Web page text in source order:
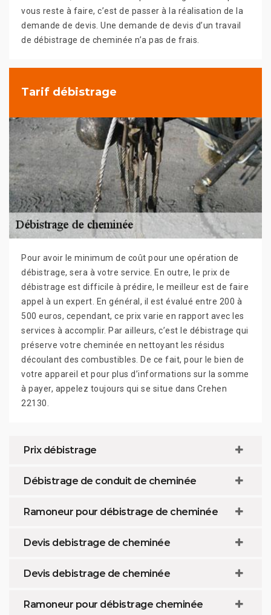
vous reste à faire, c’est de passer à la réalisation de la
demande de devis. Une demande de devis d’un travail
de débistrage de cheminée n’a pas de frais.
Tarif débistrage
Pour avoir le minimum de coût pour une opération de
débistrage, sera à votre service. En outre, le prix de
débistrage est difficile à prédire, le meilleur est de faire
appel à un expert. En général, il est évalué entre 200 à
500 euros, cependant, ce prix varie en rapport avec les
services à accomplir. Par ailleurs, c’est le débistrage qui
préserve votre cheminée en nettoyant les résidus
découlant des combustibles. De ce fait, pour le bien de
votre appareil et pour plus d’informations sur la somme
à payer, appelez toujours qui se situe dans Crehen
22130.
Prix débistrage
Débistrage de conduit de cheminée
Ramoneur pour débistrage de cheminée
Devis debistrage de cheminée
Devis debistrage de cheminée
Ramoneur pour débistrage cheminée